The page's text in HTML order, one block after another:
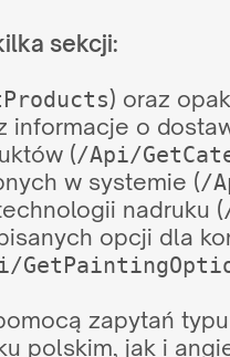
sekcji:
) oraz
informacje o
(/Api/
w systemie (/
nadruku (
opcji dla
zapytań typu
polskim, jak i